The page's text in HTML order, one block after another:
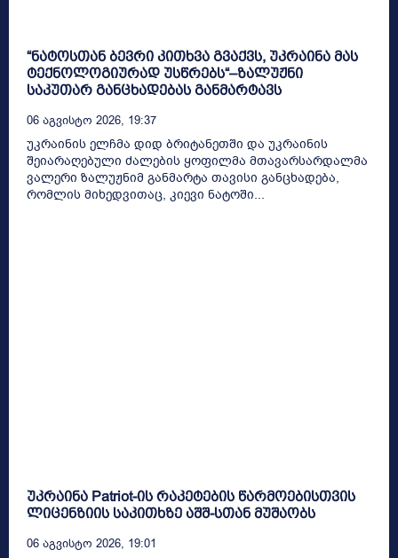
“ნატოსთან ბევრი კითხვა გვაქვს, უკრაინა მას
ტექნოლოგიურად უსწრებს“–ზალუჟნი
საკუთარ განცხადებას განმარტავს
06 Აგვისტო 2026, 19:37
უკრაინის ელჩმა დიდ ბრიტანეთში და უკრაინის
შეიარაღებული ძალების ყოფილმა მთავარსარდალმა
ვალერი ზალუჟნიმ განმარტა თავისი განცხადება,
რომლის მიხედვითაც, კიევი ნატოში...
უკრაინა Patriot-ის რაკეტების წარმოებისთვის
ლიცენზიის საკითხზე აშშ-სთან მუშაობს
06 Აგვისტო 2026, 19:01